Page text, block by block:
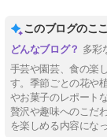
このブログのこ
多彩
手芸や園芸、食の楽
す。季節ごとの花や
やお菓子のレポート
贅沢や趣味へのこだ
を楽しめる内容にな